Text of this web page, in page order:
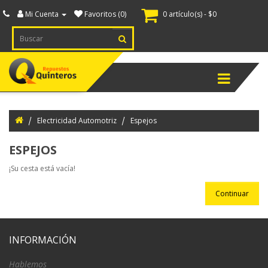
Mi Cuenta Favoritos (0) 0 artículo(s) - $0
Menú
Electricidad Automotriz Espejos
ESPEJOS
¡Su cesta está vacía!
Continuar
INFORMACIÓN
Hablemos